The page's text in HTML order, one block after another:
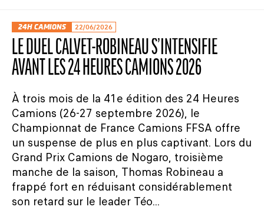
24H CAMIONS 22/06/2026
LE DUEL CALVET-ROBINEAU S’INTENSIFIE
AVANT LES 24 HEURES CAMIONS 2026
À trois mois de la 41e édition des 24 Heures
Camions (26-27 septembre 2026), le
Championnat de France Camions FFSA offre
un suspense de plus en plus captivant. Lors du
Grand Prix Camions de Nogaro, troisième
manche de la saison, Thomas Robineau a
frappé fort en réduisant considérablement
son retard sur le leader Téo...